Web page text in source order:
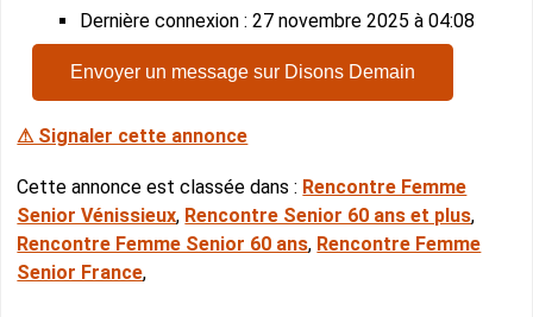
Dernière connexion : 27 novembre 2025 à 04:08
Envoyer un message sur Disons Demain
⚠ Signaler cette annonce
Cette annonce est classée dans : Rencontre Femme
Senior Vénissieux, Rencontre Senior 60 ans et plus,
Rencontre Femme Senior 60 ans, Rencontre Femme
Senior France,